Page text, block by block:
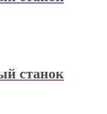
станок